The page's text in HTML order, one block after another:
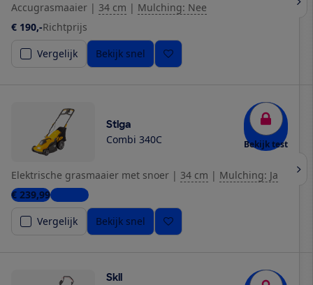
Accugrasmaaier | 34 cm | Mulching: Nee
€ 190,-Richtprijs
Vergelijk
Bekijk snel
Stiga
Combi 340C Bekijk test
Elektrische grasmaaier met snoer | 34 cm | Mulching: Ja
€ 239,991 winkel
Vergelijk
Bekijk snel
Skil